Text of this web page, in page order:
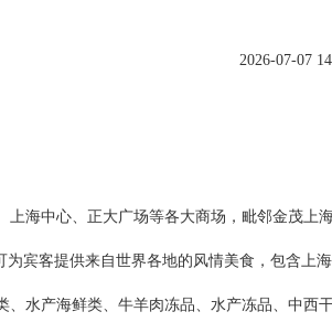
2026-07-07
海中心、正大广场等各大商场，毗邻金茂上
宾客提供来自世界各地的风情美食，包含上海
水产海鲜类、牛羊肉冻品、水产冻品、中西